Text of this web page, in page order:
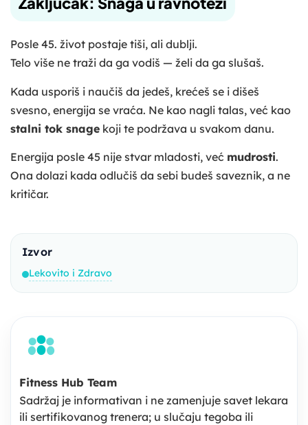
Posle 45. život postaje tiši, ali dublji.
Telo više ne traži da ga vodiš — želi da ga slušaš.
Kada usporiš i naučiš da jedeš, krećeš se i dišeš
svesno, energija se vraća. Ne kao nagli talas, već kao
stalni tok snage koji te podržava u svakom danu.
Energija posle 45 nije stvar mladosti, već mudrosti.
Ona dolazi kada odlučiš da sebi budeš saveznik, a ne
kritičar.
Izvor
Lekovito i Zdravo
Fitness Hub Team
Sadržaj je informativan i ne zamenjuje savet lekara
ili sertifikovanog trenera; u slučaju tegoba ili